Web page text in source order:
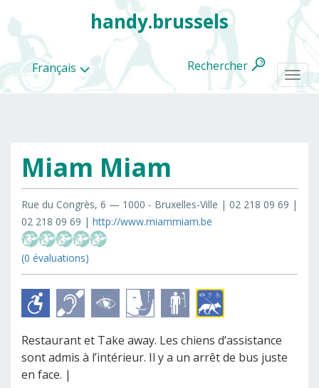
Français
handy.brussels
Rechercher
Miam Miam
Rue du Congrès, 6 — 1000 - Bruxelles-Ville | 02 218 09 69 |
02 218 09 69 | http://www.miammiam.be
(0 évaluations)
Restaurant et Take away. Les chiens d’assistance
sont admis à l’intérieur. Il y a un arrêt de bus juste
en face. |
Toutes
les
categories